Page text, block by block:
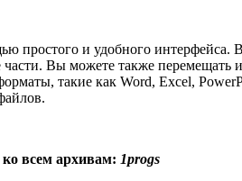
простого и удобного
Вы можете также перемещать
такие как Word, Excel,
всем архивам: 1progs